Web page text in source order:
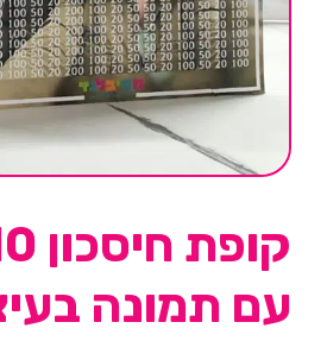
עם תמונה